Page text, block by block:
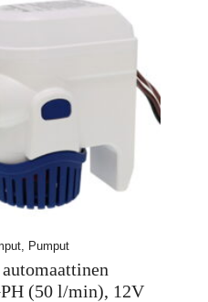
Pumput
(50 l/min), 12V